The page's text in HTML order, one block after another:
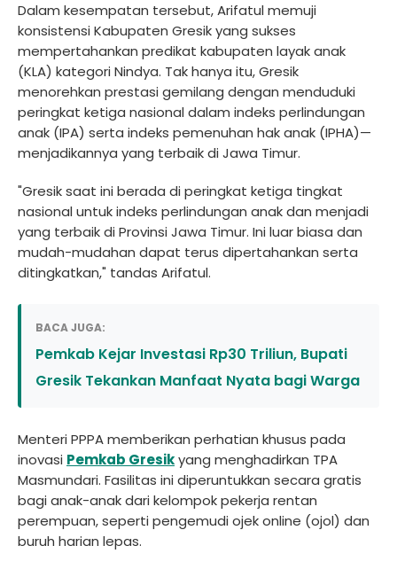
Dalam kesempatan tersebut, Arifatul memuji
konsistensi Kabupaten Gresik yang sukses
mempertahankan predikat kabupaten layak anak
(KLA) kategori Nindya. Tak hanya itu, Gresik
menorehkan prestasi gemilang dengan menduduki
peringkat ketiga nasional dalam indeks perlindungan
anak (IPA) serta indeks pemenuhan hak anak (IPHA)—
menjadikannya yang terbaik di Jawa Timur.
"Gresik saat ini berada di peringkat ketiga tingkat
nasional untuk indeks perlindungan anak dan menjadi
yang terbaik di Provinsi Jawa Timur. Ini luar biasa dan
mudah-mudahan dapat terus dipertahankan serta
ditingkatkan," tandas Arifatul.
BACA JUGA:
Pemkab Kejar Investasi Rp30 Triliun, Bupati
Gresik Tekankan Manfaat Nyata bagi Warga
Menteri PPPA memberikan perhatian khusus pada
inovasi Pemkab Gresikyang menghadirkan TPA
Masmundari. Fasilitas ini diperuntukkan secara gratis
bagi anak-anak dari kelompok pekerja rentan
perempuan, seperti pengemudi ojek online (ojol) dan
buruh harian lepas.